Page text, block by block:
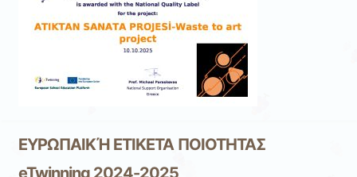
ΕΥΡΩΠΑΙΚΉ ΕΤΙΚΕΤΑ ΠΟΙΟΤΗΤΑΣ
eTwinning 2024-2025